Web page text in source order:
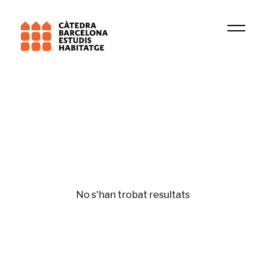
No s'han trobat resultats